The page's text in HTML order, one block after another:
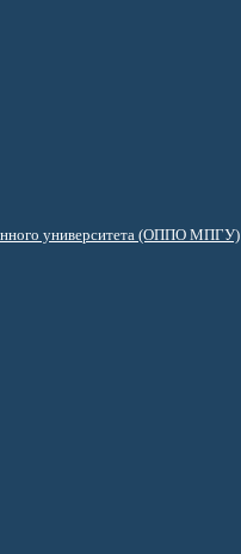
университета (ОППО МПГУ)